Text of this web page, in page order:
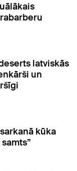
latviskās
un
kūka